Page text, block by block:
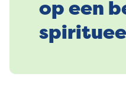
op een